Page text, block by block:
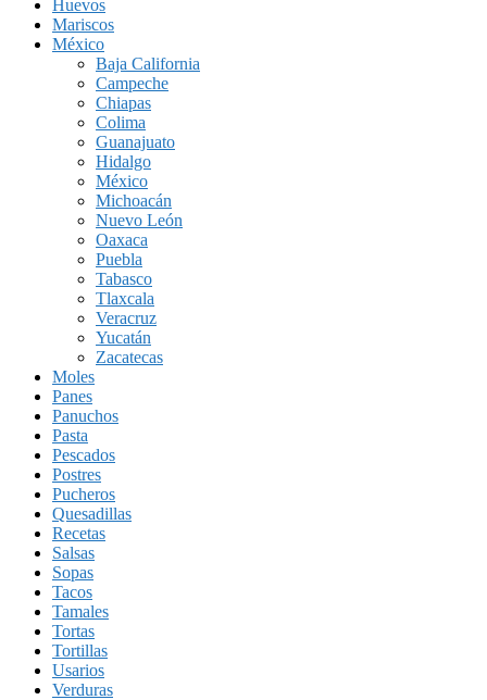
Huevos
Mariscos
México
Baja California
Campeche
Chiapas
Colima
Guanajuato
Hidalgo
México
Michoacán
Nuevo León
Oaxaca
Puebla
Tabasco
Tlaxcala
Veracruz
Yucatán
Zacatecas
Moles
Panes
Panuchos
Pasta
Pescados
Postres
Pucheros
Quesadillas
Recetas
Salsas
Sopas
Tacos
Tamales
Tortas
Tortillas
Usarios
Verduras